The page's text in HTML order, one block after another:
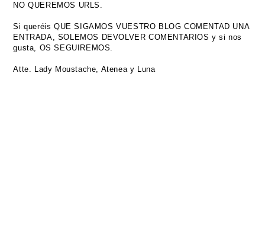
NO QUEREMOS URLS.
Si queréis QUE SIGAMOS VUESTRO BLOG COMENTAD UNA
ENTRADA, SOLEMOS DEVOLVER COMENTARIOS y si nos
gusta, OS SEGUIREMOS.
Atte. Lady Moustache, Atenea y Luna